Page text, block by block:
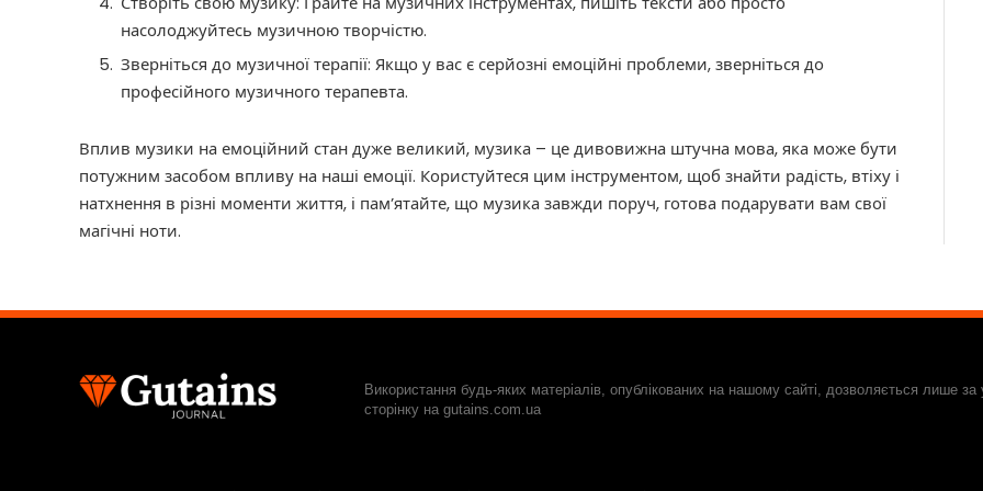
насолоджуйтесь музичною творчістю.
Зверніться до музичної терапії: Якщо у вас є серйозні емоційні проблеми, зверніться до
професійного музичного терапевта.
Вплив музики на емоційний стан дуже великий, музика – це дивовижна штучна мова, яка може бути
потужним засобом впливу на наші емоції. Користуйтеся цим інструментом, щоб знайти радість, втіху і
натхнення в різні моменти життя, і пам’ятайте, що музика завжди поруч, готова подарувати вам свої
магічні ноти.
Використання будь-яких матеріалів, опублікованих на нашому сайті, дозволяється лише
сторінку на gutains.com.ua